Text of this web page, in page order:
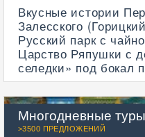
Вкусные истории
Залесского
Русский парк с
Царство Ряпушки с
селедки» под бокал
Многодневные туры
>3500 ПРЕДЛОЖЕНИЙ